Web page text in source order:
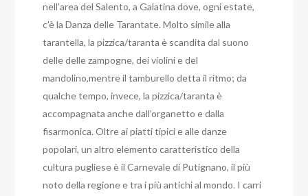
nell’area del Salento, a Galatina dove, ogni estate,
c’è la Danza delle Tarantate. Molto simile alla
tarantella, la pizzica/taranta è scandita dal suono
delle delle zampogne, dei violini e del
mandolino,mentre il tamburello detta il ritmo; da
qualche tempo, invece, la pizzica/taranta è
accompagnata anche dall’organetto e dalla
fisarmonica. Oltre ai piatti tipici e alle danze
popolari, un altro elemento caratteristico della
cultura pugliese è il Carnevale di Putignano, il più
noto della regione e tra i più antichi al mondo. I carri